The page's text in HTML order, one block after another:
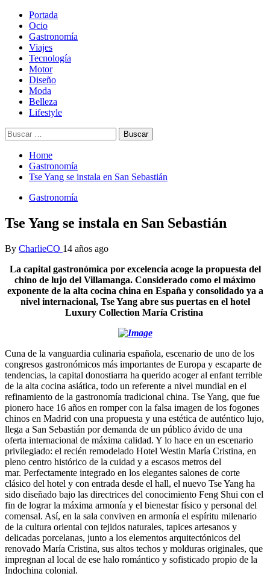
Skip
content
Magazine de gastronomía, belleza, ocio, viajes, motor, tecnología,
diseño…
Magazine de gastronomía, belleza, ocio, viajes, motor, tecnología,
diseño…
Primary
Menu
Portada
Ocio
Gastronomía
Viajes
Tecnología
Motor
Diseño
Moda
Belleza
Lifestyle
Buscar:
Home
Gastronomía
Tse Yang se instala en San Sebastián
Gastronomía
Tse Yang se instala en San Sebastián
By CharlieCO 14 años ago
La capital gastronómica por excelencia acoge la propuesta del
chino de lujo del Villamanga. Considerado como el máximo
exponente de la alta cocina china en España y consolidado ya a
nivel internacional, Tse Yang abre sus puertas en el hotel
Luxury Collection María Cristina
Cuna de la vanguardia culinaria española, escenario de uno de los
congresos gastronómicos más importantes de Europa y escaparte de
tendencias, la capital donostiarra ha querido acoger al enfant terrible
de la alta cocina asiática, todo un referente a nivel mundial en el
refinamiento de la gastronomía tradicional china. Tse Yang, que fue
pionero hace 16 años en romper con la falsa imagen de los fogones
chinos en Madrid con una propuesta y una estética de auténtico lujo,
llega a San Sebastián por demanda de un público ávido de una
oferta internacional de máxima calidad. Y lo hace en un escenario
privilegiado: el recién remodelado Hotel Westin María Cristina, en
pleno centro histórico de la cuidad y a escasos metros del
mar. Perfectamente integrado en los elegantes salones de corte
clásico del hotel y con entrada desde el hall, el nuevo Tse Yang ha
sido diseñado bajo las directrices del conocimiento Feng Shui con el
fin de lograr la máxima armonía y el bienestar físico y personal del
comensal. Así, en la sala conviven en armonía el espíritu milenario
de la cultura oriental con tejidos naturales, tapices artesanos y
delicadas porcelanas, junto a los elementos arquitectónicos del
renovado María Cristina, sus altos techos y molduras originales, que
impregnan al local de ese halo romántico y sofisticado propio de la
Indochina colonial.